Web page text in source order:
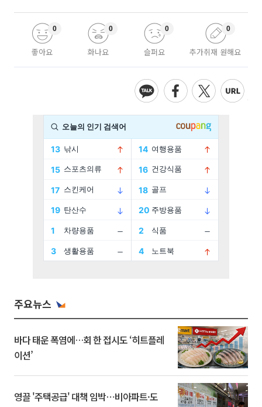
좋아요
0
화나요
0
슬퍼요
0
추가취재 원해요
0
주요뉴스
바다 태운 폭염에…회 한 접시도 ‘히트플레
이션’
영끌 '주택공급' 대책 임박⋯비아파트·도